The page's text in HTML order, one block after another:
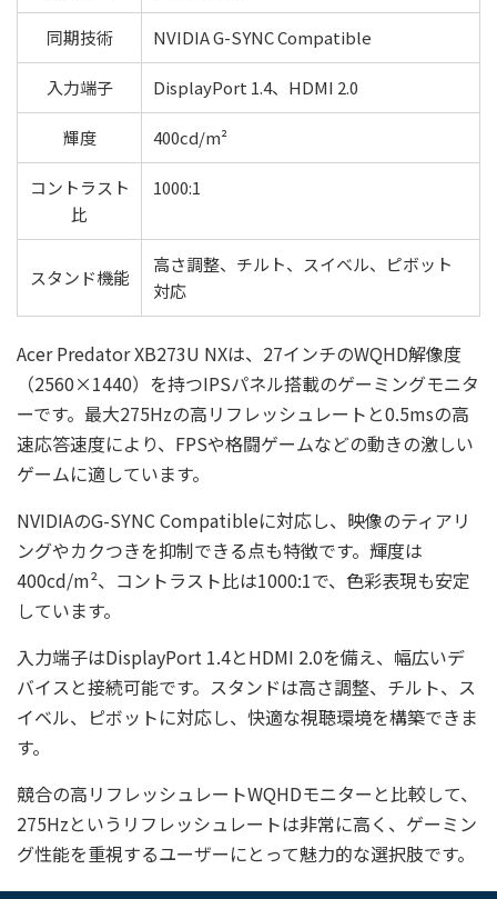
同期技術 NVIDIA G-SYNC Compatible
入力端子 DisplayPort 1.4、HDMI 2.0
輝度 400cd/m²
コントラスト
比
1000:1
スタンド機能
高さ調整、チルト、スイベル、ピボット
対応
Acer Predator XB273U NXは、27インチのWQHD解像度
（2560×1440）を持つIPSパネル搭載のゲーミングモニタ
ーです。最大275Hzの高リフレッシュレートと0.5msの高
速応答速度により、FPSや格闘ゲームなどの動きの激しい
ゲームに適しています。
NVIDIAのG-SYNC Compatibleに対応し、映像のティアリ
ングやカクつきを抑制できる点も特徴です。輝度は
400cd/m²、コントラスト比は1000:1で、色彩表現も安定
しています。
入力端子はDisplayPort 1.4とHDMI 2.0を備え、幅広いデ
バイスと接続可能です。スタンドは高さ調整、チルト、ス
イベル、ピボットに対応し、快適な視聴環境を構築できま
す。
競合の高リフレッシュレートWQHDモニターと比較して、
275Hzというリフレッシュレートは非常に高く、ゲーミン
グ性能を重視するユーザーにとって魅力的な選択肢です。